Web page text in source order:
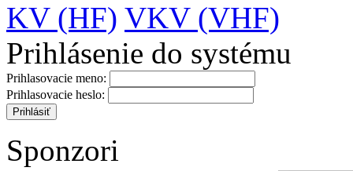
KV (HF) VKV (VHF)
Prihlásenie do systému
Prihlasovacie meno:
Prihlasovacie heslo:
Sponzori